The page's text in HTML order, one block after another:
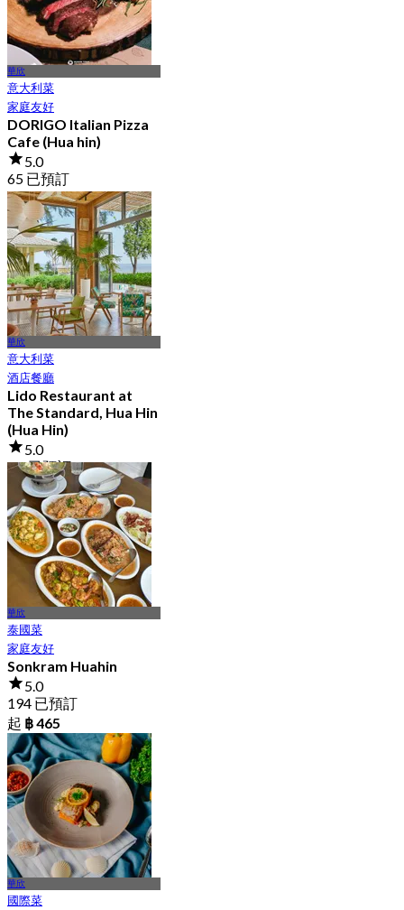
華欣
意大利菜
家庭友好
DORIGO Italian Pizza
Cafe (Hua hin)
5.0
65 已預訂
起฿ 562.5
華欣
意大利菜
酒店餐廳
Lido Restaurant at
The Standard, Hua Hin
(Hua Hin)
5.0
1K 已預訂
起฿ 595
華欣
泰國菜
家庭友好
Sonkram Huahin
5.0
194 已預訂
起 ฿ 465
華欣
國際菜